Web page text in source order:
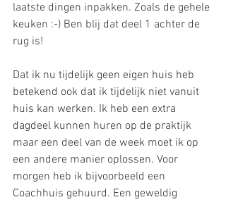
laatste dingen inpakken. Zoals de gehele
keuken :-) Ben blij dat deel 1 achter de
rug is!
Dat ik nu tijdelijk geen eigen huis heb
betekend ook dat ik tijdelijk niet vanuit
huis kan werken. Ik heb een extra
dagdeel kunnen huren op de praktijk
maar een deel van de week moet ik op
een andere manier oplossen. Voor
morgen heb ik bijvoorbeeld een
Coachhuis gehuurd. Een geweldig